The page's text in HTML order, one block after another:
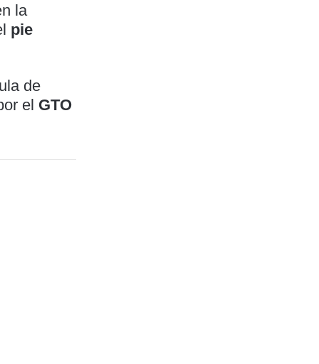
la
pie
de
el GTO